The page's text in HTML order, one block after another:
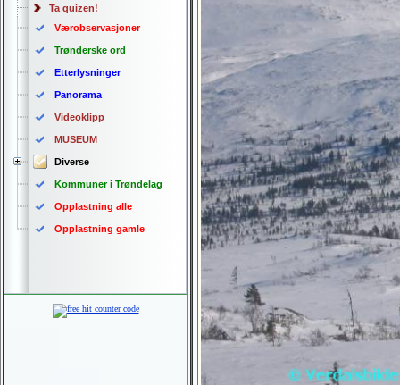
Ta quizen!
Værobservasjoner
Trønderske ord
Etterlysninger
Panorama
Videoklipp
MUSEUM
Diverse
Kommuner i Trøndelag
Opplastning alle
Opplastning gamle